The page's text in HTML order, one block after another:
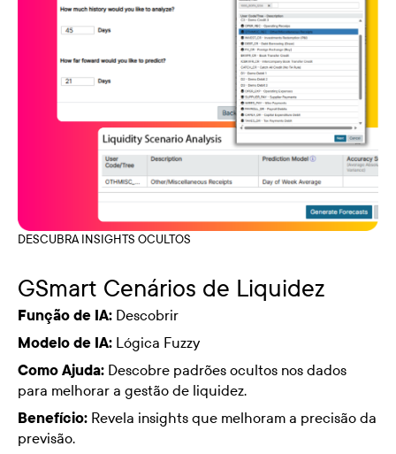
DESCUBRA INSIGHTS OCULTOS
GSmart Cenários de Liquidez
Função de IA: Descobrir
Modelo de IA:Lógica Fuzzy
Como Ajuda:Descobre padrões ocultos nos dados
para melhorar a gestão de liquidez.
Benefício: Revela insights que melhoram a precisão da
previsão.